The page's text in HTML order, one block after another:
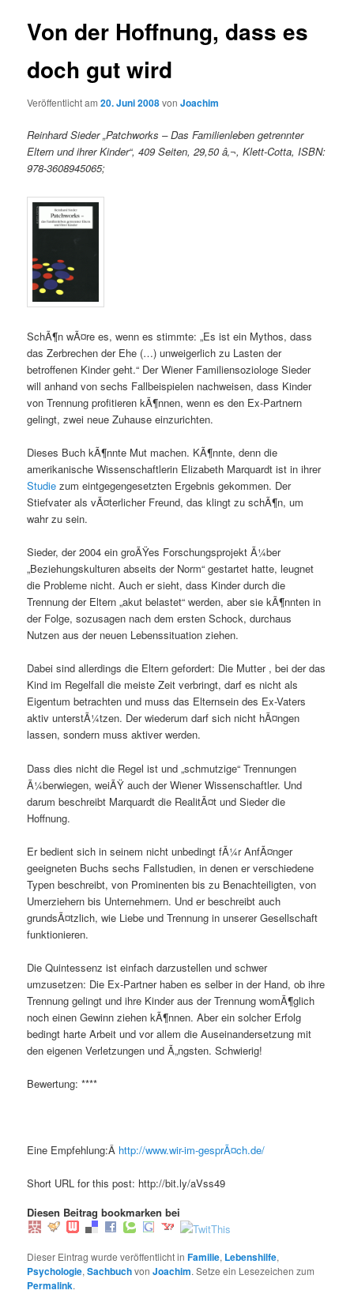
Von der Hoffnung, dass es
doch gut wird
Veröffentlicht am20. Juni 2008vonJoachim
Reinhard Sieder „Patchworks – Das Familienleben getrennter
Eltern und ihrer Kinder“, 409 Seiten, 29,50 â‚¬, Klett-Cotta, ISBN:
978-3608945065;
SchÃ¶n wÃ¤re es, wenn es stimmte: „Es ist ein Mythos, dass
das Zerbrechen der Ehe (…) unweigerlich zu Lasten der
betroffenen Kinder geht.“ Der Wiener Familiensoziologe Sieder
will anhand von sechs Fallbeispielen nachweisen, dass Kinder
von Trennung profitieren kÃ¶nnen, wenn es den Ex-Partnern
gelingt, zwei neue Zuhause einzurichten.
Dieses Buch kÃ¶nnte Mut machen. KÃ¶nnte, denn die
amerikanische Wissenschaftlerin Elizabeth Marquardt ist in ihrer
Studie zum eintgegengesetzten Ergebnis gekommen. Der
Stiefvater als vÃ¤terlicher Freund, das klingt zu schÃ¶n, um
wahr zu sein.
Sieder, der 2004 ein groÃŸes Forschungsprojekt Ã¼ber
„Beziehungskulturen abseits der Norm“ gestartet hatte, leugnet
die Probleme nicht. Auch er sieht, dass Kinder durch die
Trennung der Eltern „akut belastet“ werden, aber sie kÃ¶nnten in
der Folge, sozusagen nach dem ersten Schock, durchaus
Nutzen aus der neuen Lebenssituation ziehen.
Dabei sind allerdings die Eltern gefordert: Die Mutter , bei der das
Kind im Regelfall die meiste Zeit verbringt, darf es nicht als
Eigentum betrachten und muss das Elternsein des Ex-Vaters
aktiv unterstÃ¼tzen. Der wiederum darf sich nicht hÃ¤ngen
lassen, sondern muss aktiver werden.
Dass dies nicht die Regel ist und „schmutzige“ Trennungen
Ã¼berwiegen, weiÃŸ auch der Wiener Wissenschaftler. Und
darum beschreibt Marquardt die RealitÃ¤t und Sieder die
Hoffnung.
Er bedient sich in seinem nicht unbedingt fÃ¼r AnfÃ¤nger
geeigneten Buchs sechs Fallstudien, in denen er verschiedene
Typen beschreibt, von Prominenten bis zu Benachteiligten, von
Umerziehern bis Unternehmern. Und er beschreibt auch
grundsÃ¤tzlich, wie Liebe und Trennung in unserer Gesellschaft
funktionieren.
Die Quintessenz ist einfach darzustellen und schwer
umzusetzen: Die Ex-Partner haben es selber in der Hand, ob ihre
Trennung gelingt und ihre Kinder aus der Trennung womÃ¶glich
noch einen Gewinn ziehen kÃ¶nnen. Aber ein solcher Erfolg
bedingt harte Arbeit und vor allem die Auseinandersetzung mit
den eigenen Verletzungen und Ã„ngsten. Schwierig!
Bewertung: ****
Eine Empfehlung:Â http://www.wir-im-gesprÃ¤ch.de/
Short URL for this post: http://bit.ly/aVss49
Diesen Beitrag bookmarken bei
Dieser Eintrag wurde veröffentlicht inFamilie, Lebenshilfe,
Psychologie,SachbuchvonJoachim. Setze ein Lesezeichen zum
Permalink.